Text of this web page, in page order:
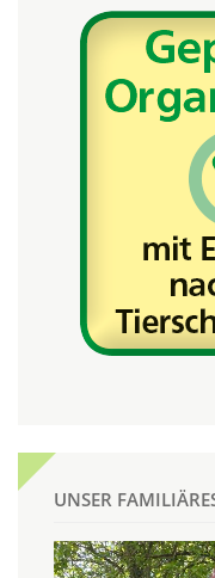
UNSER